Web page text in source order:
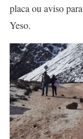
placa ou aviso
Yeso.